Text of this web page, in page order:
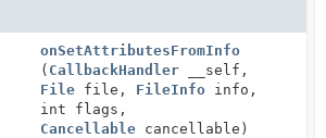
onSetAttributesFromInfo
( CallbackHandler __self,
File file, FileInfo info,
int flags,
Cancellable cancellable)